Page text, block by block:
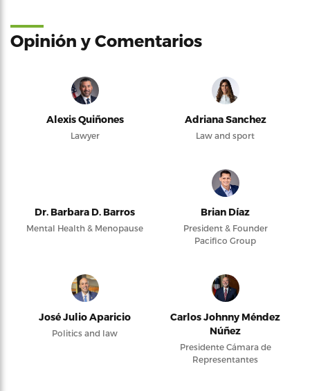
Opinión y Comentarios
Alexis Quiñones
Lawyer
Adriana Sanchez
Law and sport
Dr. Barbara D. Barros
Mental Health & Menopause
Brian Díaz
President & Founder
Pacifico Group
José Julio Aparicio
Politics and law
Carlos Johnny Méndez
Núñez
Presidente Cámara de
Representantes